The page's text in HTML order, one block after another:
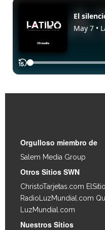
Orgulloso miembro de
Salem Media Group
Otros Sitios SWN
ChristoTarjetas.com
RadioLuzMundial.com
LuzMundial.com
Nuestros Sitios